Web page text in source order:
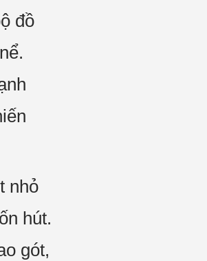
đồ
nhỏ
hút.
gót,